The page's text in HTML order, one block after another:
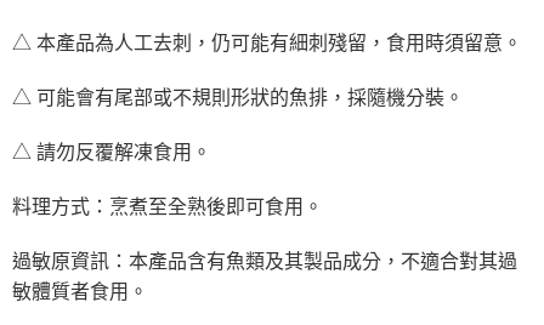
△ 本產品為人工去刺，仍可能有細刺殘留，食用時須留意。
△ 可能會有尾部或不規則形狀的魚排，採隨機分裝。
△ 請勿反覆解凍食用。
料理方式：烹煮至全熟後即可食用。
過敏原資訊：本產品含有魚類及其製品成分，不適合對其過
敏體質者食用。